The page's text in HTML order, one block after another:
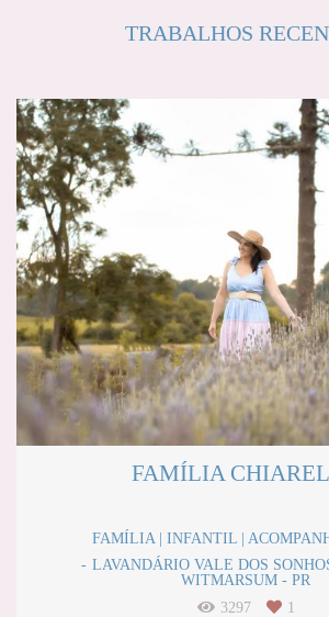
TRABALHOS
FAMÍLIA
FAMÍLIA | INFANTIL |
LAVANDÁRIO VALE DOS
WITMARSUM - PR
3297
1